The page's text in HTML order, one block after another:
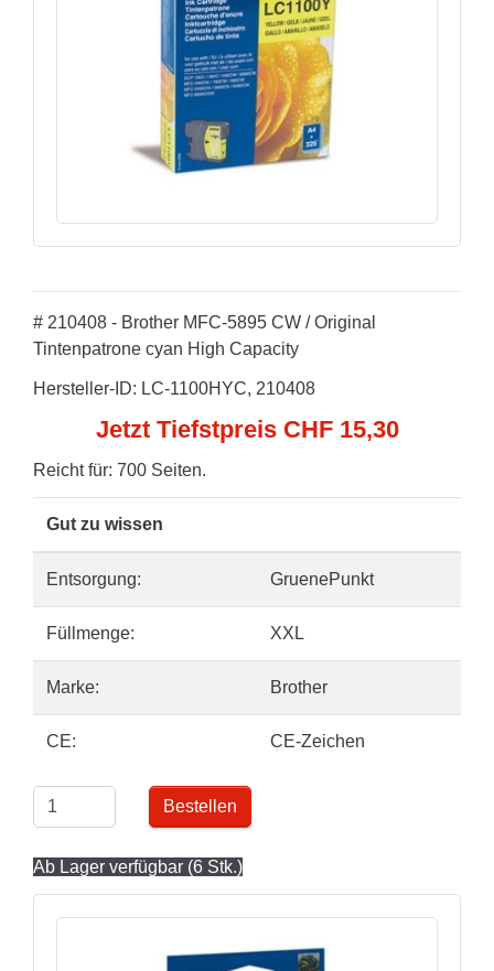
# 210408 - Brother MFC-5895 CW / Original
Tintenpatrone cyan High Capacity
Hersteller-ID: LC-1100HYC, 210408
Jetzt Tiefstpreis CHF 15,30
Reicht für: 700 Seiten.
Gut zu wissen
Entsorgung: GruenePunkt
Füllmenge: XXL
Marke: Brother
CE: CE-Zeichen
Bestellen
Ab Lager verfügbar (6 Stk.)